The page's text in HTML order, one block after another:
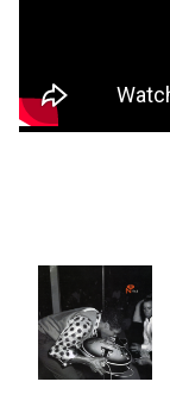
TypeLIVE
Seek to
Playback
Rate